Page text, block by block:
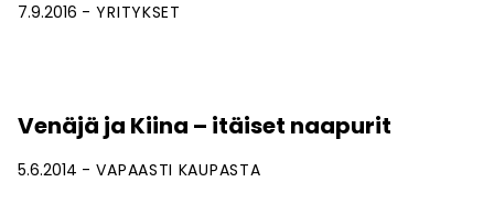
7.9.2016 YRITYKSET
Venäjä ja Kiina – itäiset naapurit
5.6.2014 VAPAASTI KAUPASTA